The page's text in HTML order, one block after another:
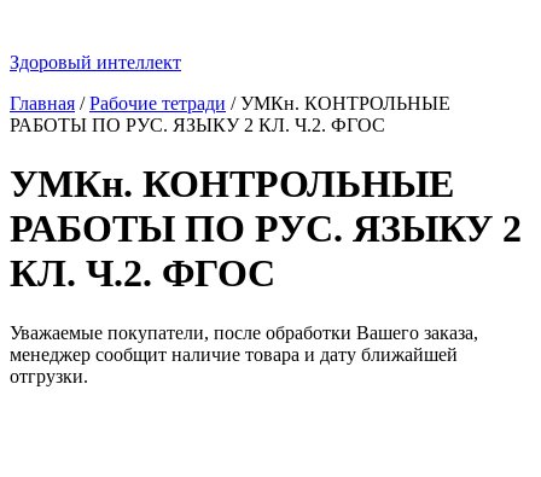
Здоровый интеллект
Главная /Рабочие тетради / УМКн. КОНТРОЛЬНЫЕ
РАБОТЫ ПО РУС. ЯЗЫКУ 2 КЛ. Ч.2. ФГОС
УМКн. КОНТРОЛЬНЫЕ
РАБОТЫ ПО РУС. ЯЗЫКУ 2
КЛ. Ч.2. ФГОС
Уважаемые покупатели, после обработки Вашего заказа,
менеджер сообщит наличие товара и дату ближайшей
отгрузки.